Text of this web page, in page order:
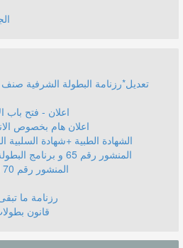
*تعديل*رزنامة البطولة الشرفية صنف أكابر
اعلان - فتح باب
اعلان هام بخصوص
الشهادة الطبية +شهادة السلبية
المنشور رقم 70 المؤرخ في 22 فيفري 2026
رزنامة ما
قانون